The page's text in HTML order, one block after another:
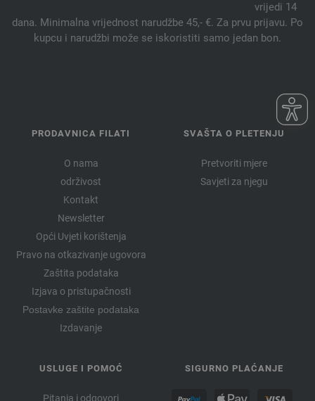
vrijedi 14
dana. Minimalna vrijednost narudžbe 45,- €. Za prvu prijavu. Po
kupcu i narudžbi može se iskoristiti samo jedan bon.
PRODAVNICA FILATI
O nama
održivost
Kontakt
Newsletter
Opći Uvjeti korištenja
Pravo na otkazivanje ugovora
Zaštita podataka
Izjava o pristupačnosti
Postavke zaštite podataka
Izdavanje
SVAŠTA O PLETENJU
Pretvoriti mjere
Savjeti za njegu
USLUGE I POMOĆ
Pitanja i odgovori
SIGURNO PLAĆANJE